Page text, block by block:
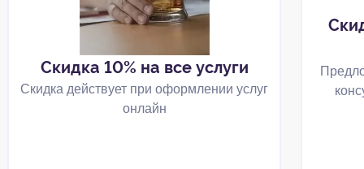
Скидка 10% на все услуги
Скидка действует при оформлении услуг
онлайн